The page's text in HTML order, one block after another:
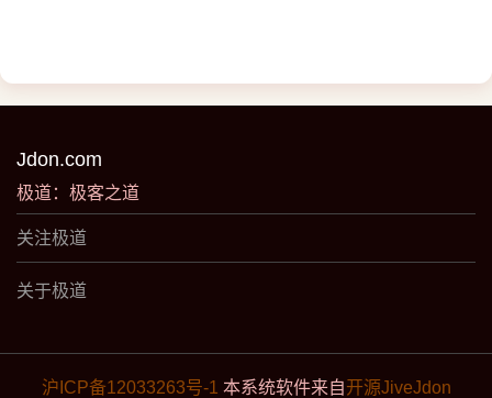
Jdon.com
极道：极客之道
关注极道
关于极道
沪ICP备12033263号-1 本系统软件来自开源JiveJdon